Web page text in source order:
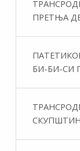
ПРЕТЊА
БИ-БИ-СИ